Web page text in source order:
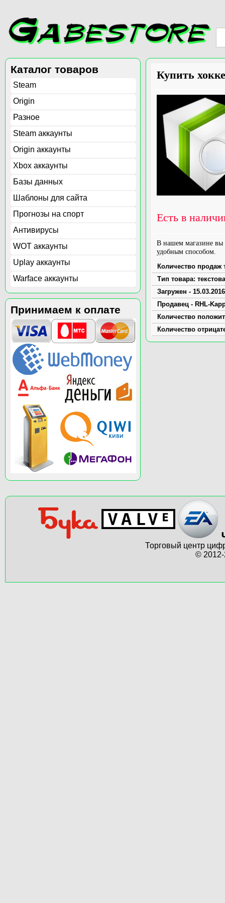
Каталог товаров
Steam
Origin
Разное
Steam аккаунты
Origin аккаунты
Xbox аккаунты
Базы данных
Шаблоны для сайта
Прогнозы на спорт
Антивирусы
WOT аккаунты
Uplay аккаунты
Warface аккаунты
Принимаем к оплате
Купить
Есть в
В нашем магазине
удобным способом.
Количество продаж
Тип товара:
Загружен -
Продавец - RHL-
Количество
Количество
Торговый центр
©